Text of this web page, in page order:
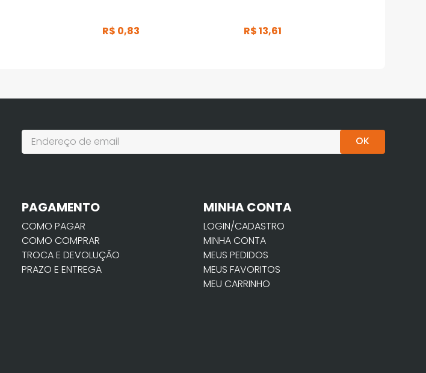
R$ 0,83 R$13,61
OK
PAGAMENTO
COMO PAGAR
COMO COMPRAR
TROCA E DEVOLUÇÃO
PRAZO E ENTREGA
MINHA CONTA
LOGIN/CADASTRO
MINHA CONTA
MEUS PEDIDOS
MEUS FAVORITOS
MEU CARRINHO